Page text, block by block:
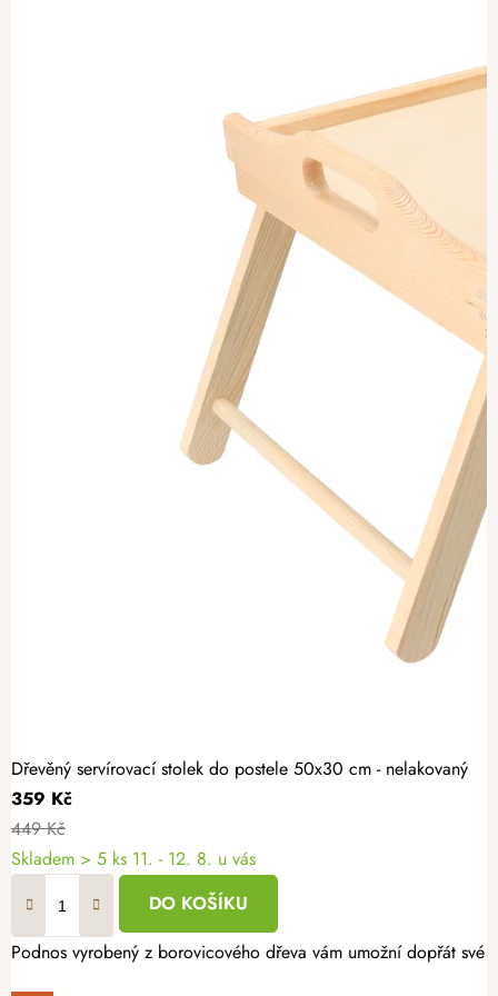
Dřevěný servírovací stolek do postele 50x30 cm - nelakovaný
359 Kč
449 Kč
Skladem > 5 ks 11. - 12. 8. u vás
DO KOŠÍKU
Podnos vyrobený z borovicového dřeva vám umožní dopřát